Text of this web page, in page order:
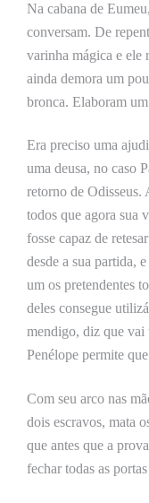
Na cabana de
conversam. De
varinha mágica e ele
ainda demora um
bronca. Elaboram
Era preciso uma
uma deusa, no caso
retorno de Odisseus.
todos que agora sua
fosse capaz de
desde a sua partida,
um os pretendentes
deles consegue
mendigo, diz que vai
Penélope permite
Com seu arco nas
dois escravos, mata
que antes que a
fechar todas as